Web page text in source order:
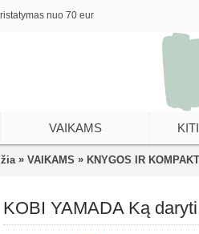
nuo 70 eur
VAIKAMS
» VAIKAMS » KNYGOS IR
KOBI YAMADA Ką